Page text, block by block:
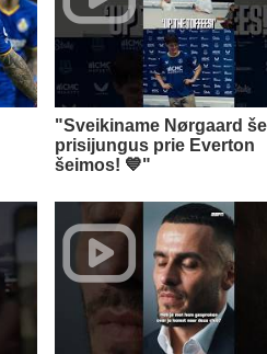
"Sveikiname Nørgaard
prisijungus prie Everton
šeimos! 💙"